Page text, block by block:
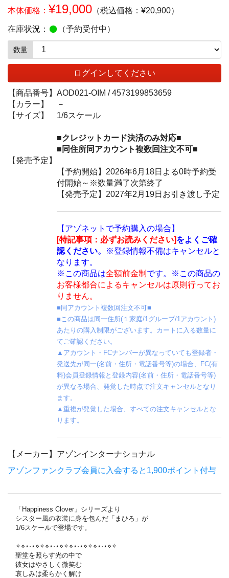
本体価格： ¥19,000 （税込価格：¥20,900）
在庫状況： （予約受付中）
数量
ログインしてください
【商品番号】 AOD021-OIM /4573199853659
【カラー】
－
【サイズ】
1/6スケール
■クレジットカード決済のみ対応■
■同住所同アカウント複数回注文不可■
【発売予定】
【予約開始】2026年6月18日よる0時予約受
付開始～※数量満了次第終了
【発売予定】2027年2月19日お引き渡し予定
【アゾネットで予約購入の場合】
[特記事項：必ずお読みください]をよくご確
認ください。
※登録情報不備はキャンセルと
なります。
※この商品は全額前金制 です。※この商品の
お客様都合によるキャンセルは原則行ってお
りません。
■同アカウント複数回注文不可■
■この商品は同一住所(１家庭/1グループ/1アカウント)
あたりの購入制限がございます。カートに入る数量に
てご確認ください。
▲アカウント・FCナンバーが異なっていても登録者・
発送先が同一(名前・住所・電話番号等)の場合、FC(有
料)会員登録情報と登録内容(名前・住所・電話番号等)
が異なる場合、発覚した時点で注文キャンセルとなり
ます。
▲重複が発覚した場合、すべての注文キャンセルとな
ります。
【メーカー】 アゾンインターナショナル
アゾンファンクラブ会員に入会すると1,900ポイント付与
「Happiness Clover」シリーズより
シスター風の衣装に身を包んだ「まひろ」が
1/6スケールで登場です。
✧⋄⋆⋅⋆⋄✧⋄⋆⋅⋆⋄✧⋄⋆⋅⋆⋄✧⋄⋆⋅⋆⋄✧
聖堂を照らす光の中で
彼女はやさしく微笑む
哀しみは柔らかく解け